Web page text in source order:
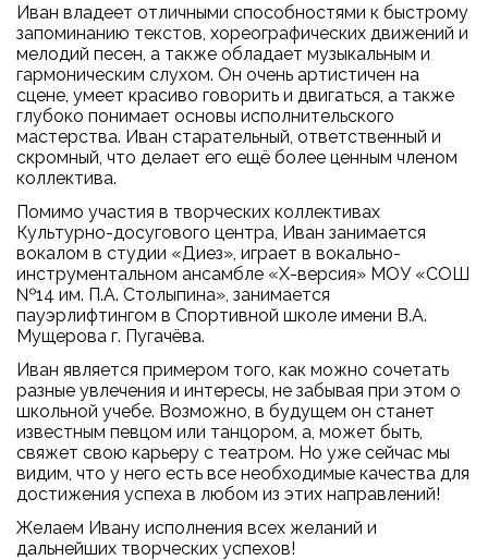
Иван владеет отличными способностями к быстрому
запоминанию текстов, хореографических движений и
мелодий песен, а также обладает музыкальным и
гармоническим слухом. Он очень артистичен на
сцене, умеет красиво говорить и двигаться, а также
глубоко понимает основы исполнительского
мастерства. Иван старательный, ответственный и
скромный, что делает его ещё более ценным членом
коллектива.
Помимо участия в творческих коллективах
Культурно-досугового центра, Иван занимается
вокалом в студии «Диез», играет в вокально-
инструментальном ансамбле «X-версия» МОУ «СОШ
№14 им. П.А. Столыпина», занимается
пауэрлифтингом в Спортивной школе имени В.А.
Мущерова г. Пугачёва.
Иван является примером того, как можно сочетать
разные увлечения и интересы, не забывая при этом о
школьной учебе. Возможно, в будущем он станет
известным певцом или танцором, а, может быть,
свяжет свою карьеру с театром. Но уже сейчас мы
видим, что у него есть все необходимые качества для
достижения успеха в любом из этих направлений!
Желаем Ивану исполнения всех желаний и
дальнейших творческих успехов!